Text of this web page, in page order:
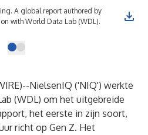
A global report authored by
with World Data Lab (WDL).
)--NielsenIQ ('NIQ') werkte
(WDL) om het uitgebreide
het eerste in zijn soort,
richt op Gen Z. Het